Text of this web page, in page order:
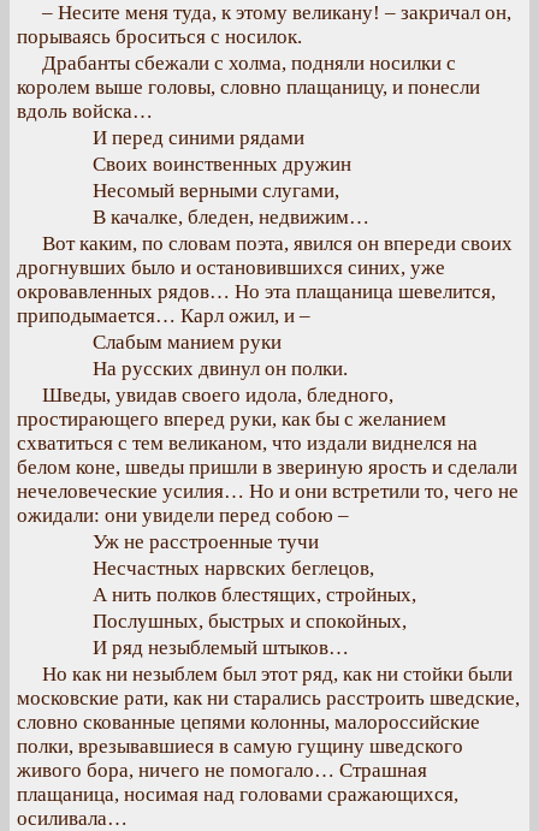
– Несите меня туда, к этому великану! – закричал он,
порываясь броситься с носилок.
Драбанты сбежали с холма, подняли носилки с
королем выше головы, словно плащаницу, и понесли
вдоль войска…
И перед синими рядами
Своих воинственных дружин
Несомый верными слугами,
В качалке, бледен, недвижим…
Вот каким, по словам поэта, явился он впереди своих
дрогнувших было и остановившихся синих, уже
окровавленных рядов… Но эта плащаница шевелится,
приподымается… Карл ожил, и –
Слабым манием руки
На русских двинул он полки.
Шведы, увидав своего идола, бледного,
простирающего вперед руки, как бы с желанием
схватиться с тем великаном, что издали виднелся на
белом коне, шведы пришли в звериную ярость и сделали
нечеловеческие усилия… Но и они встретили то, чего не
ожидали: они увидели перед собою –
Уж не расстроенные тучи
Несчастных нарвских беглецов,
А нить полков блестящих, стройных,
Послушных, быстрых и спокойных,
И ряд незыблемый штыков…
Но как ни незыблем был этот ряд, как ни стойки были
московские рати, как ни старались расстроить шведские,
словно скованные цепями колонны, малороссийские
полки, врезывавшиеся в самую гущину шведского
живого бора, ничего не помогало… Страшная
плащаница, носимая над головами сражающихся,
осиливала…